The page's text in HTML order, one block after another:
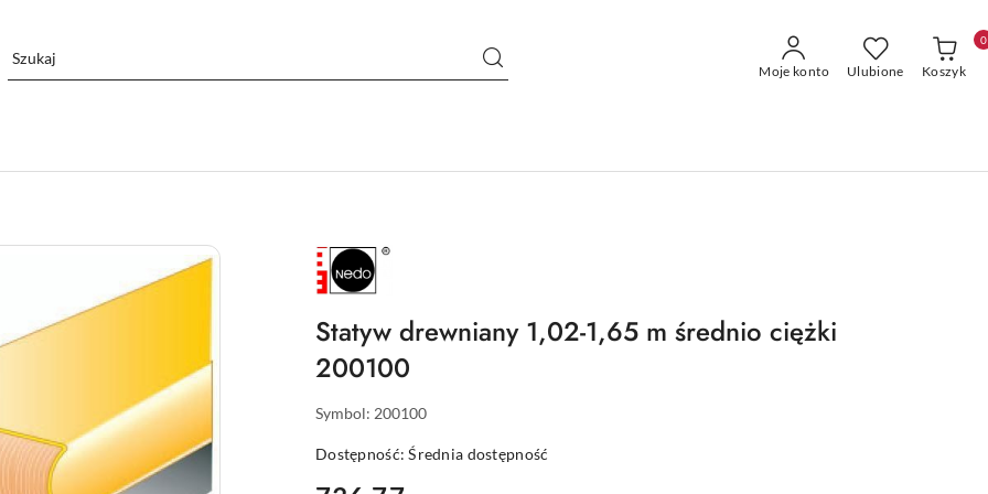
Moje konto Ulubione Koszyk
0
NAZWA
PRODUCENTA:
NEDO
Statyw drewniany 1,02-1,65 m średnio ciężki
200100
Symbol: 200100
Dostępność:Średnia dostępność